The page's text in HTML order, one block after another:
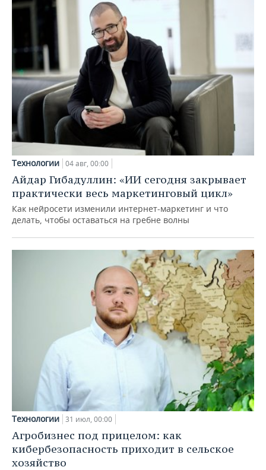
Технологии 04 авг, 00:00
Айдар Гибадуллин: «ИИ сегодня закрывает
практически весь маркетинговый цикл»
Как нейросети изменили интернет-маркетинг и что
делать, чтобы оставаться на гребне волны
Технологии 31 июл, 00:00
Агробизнес под прицелом: как
кибербезопасность приходит в сельское
хозяйство